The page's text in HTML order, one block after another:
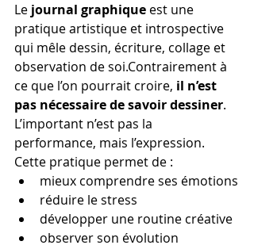
Le journal graphique est une
pratique artistique et introspective
qui mêle dessin, écriture, collage et
observation de soi.Contrairement à
ce que l’on pourrait croire, il n’est
pas nécessaire de savoir dessiner.
L’important n’est pas la
performance, mais l’expression.
Cette pratique permet de :
mieux comprendre ses émotions
réduire le stress
développer une routine créative
observer son évolution